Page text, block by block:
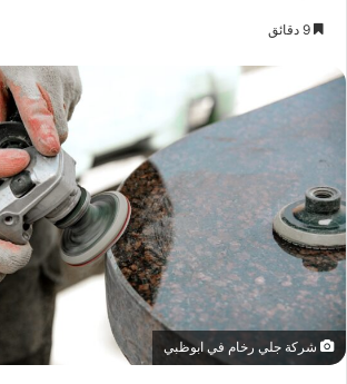
شركة جلي رخام في ابوظبي